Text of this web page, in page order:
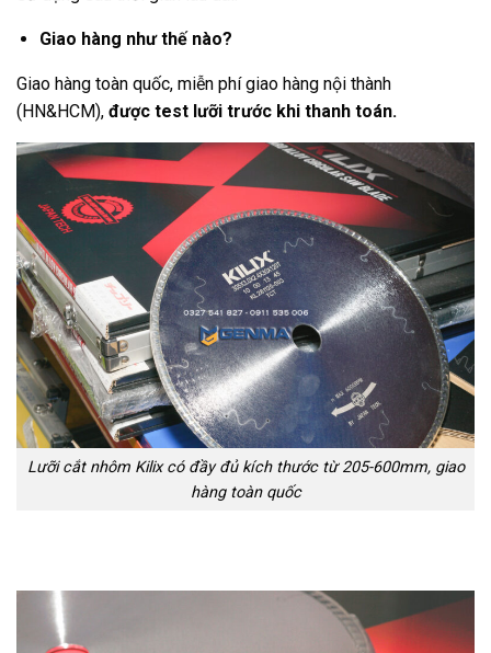
Giao hàng như thế nào?
Giao hàng toàn quốc, miễn phí giao hàng nội thành
(HN&HCM), được test lưỡi trước khi thanh toán.
Lưỡi cắt nhôm Kilix có đầy đủ kích thước từ 205-600mm, giao
hàng toàn quốc